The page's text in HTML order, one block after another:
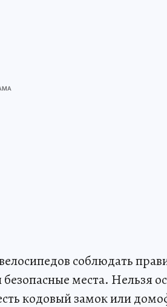
соблюдать
места. Нельзя
кодовый замок или